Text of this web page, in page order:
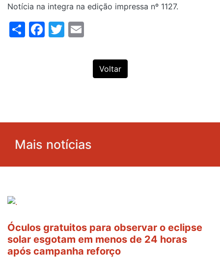
Notícia na integra na edição impressa nº 1127.
ShareFacebook
Twitter
Voltar
Mais notícias
Óculos gratuitos para observar o eclipse
solar esgotam em menos de 24 horas
após campanha reforço